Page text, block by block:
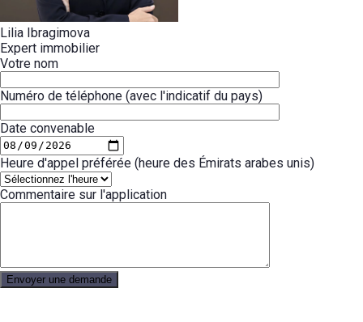
Lilia Ibragimova
Expert immobilier
Votre nom
Numéro de téléphone (avec l'indicatif du pays)
Date convenable
Heure d'appel préférée (heure des Émirats arabes unis)
Commentaire sur l'application